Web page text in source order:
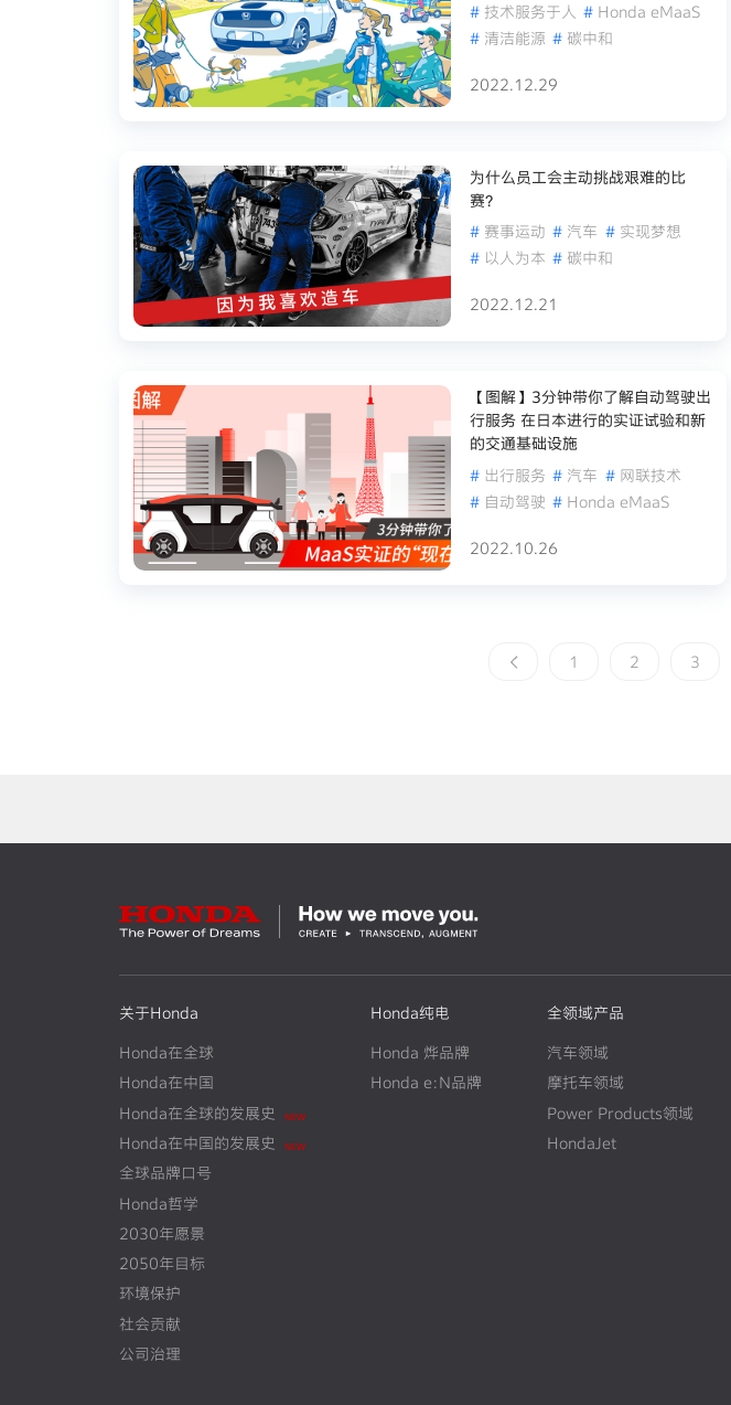
# 技术服务于人 # Honda eMaaS
# 清洁能源 # 碳中和
2022.12.29
为什么员工会主动挑战艰难的比
赛？
# 赛事运动 # 汽车 # 实现梦想
# 以人为本 # 碳中和
2022.12.21
【图解】3分钟带你了解自动驾驶出
行服务 在日本进行的实证试验和新
的交通基础设施
# 出行服务 # 汽车 # 网联技术
# 自动驾驶 # Honda eMaaS
2022.10.26
1 2 3
关于Honda
Honda在全球
Honda在中国
Honda在全球的发展史
NEW
Honda在中国的发展史 NEW
全球品牌口号
Honda哲学
2030年愿景
2050年目标
环境保护
社会贡献
公司治理
Honda纯电
Honda 烨品牌
Honda e:N品牌
全领域产品
汽车领域
摩托车领域
Power Products领域
HondaJet